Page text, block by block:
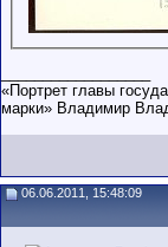
«Портрет главы
марки» Владимир
06.06.2011, 15:48:09